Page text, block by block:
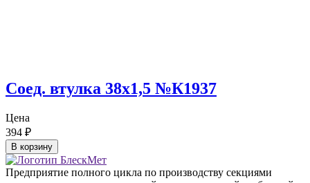
Соед. втулка 38х1,5 №К1937
Цена
394 ₽
В корзину
Предприятие полного цикла по производству секциями